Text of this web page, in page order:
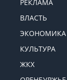
РЕКЛАМА
ВЛАСТЬ
ЭКОНОМИКА
КУЛЬТУРА
ЖКХ